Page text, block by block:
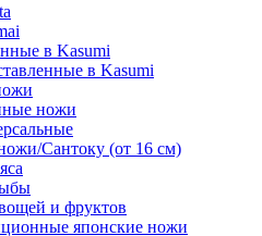
в Kasumi
в Kasumi
ножи
Сантоку (от 16 см)
и фруктов
японские ножи